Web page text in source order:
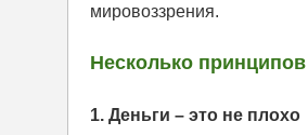
мировоззрения.
Несколько
1. Деньги – это не плохо